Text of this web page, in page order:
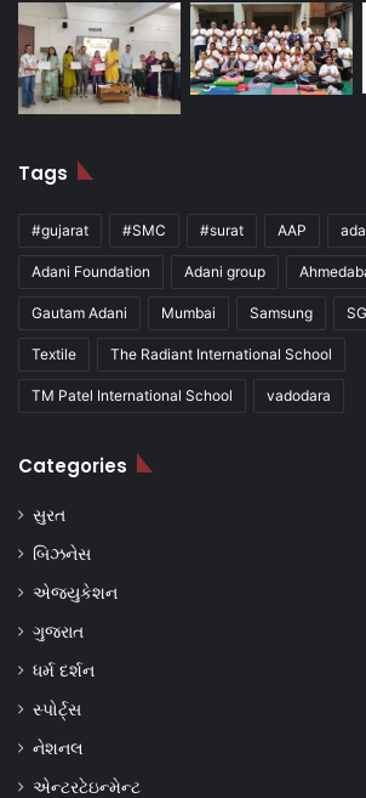
Tags
#gujarat #SMC #surat AAP
Adani Foundation Adani group
Gautam Adani Mumbai Samsung
Textile The Radiant International School
TM Patel International School vadodara
Categories
સુરત
બિઝનેસ
એજ્યુકેશન
ગુજરાત
ધર્મ દર્શન
સ્પોર્ટ્સ
નેશનલ
એન્ટરટેઇન્મેન્ટ